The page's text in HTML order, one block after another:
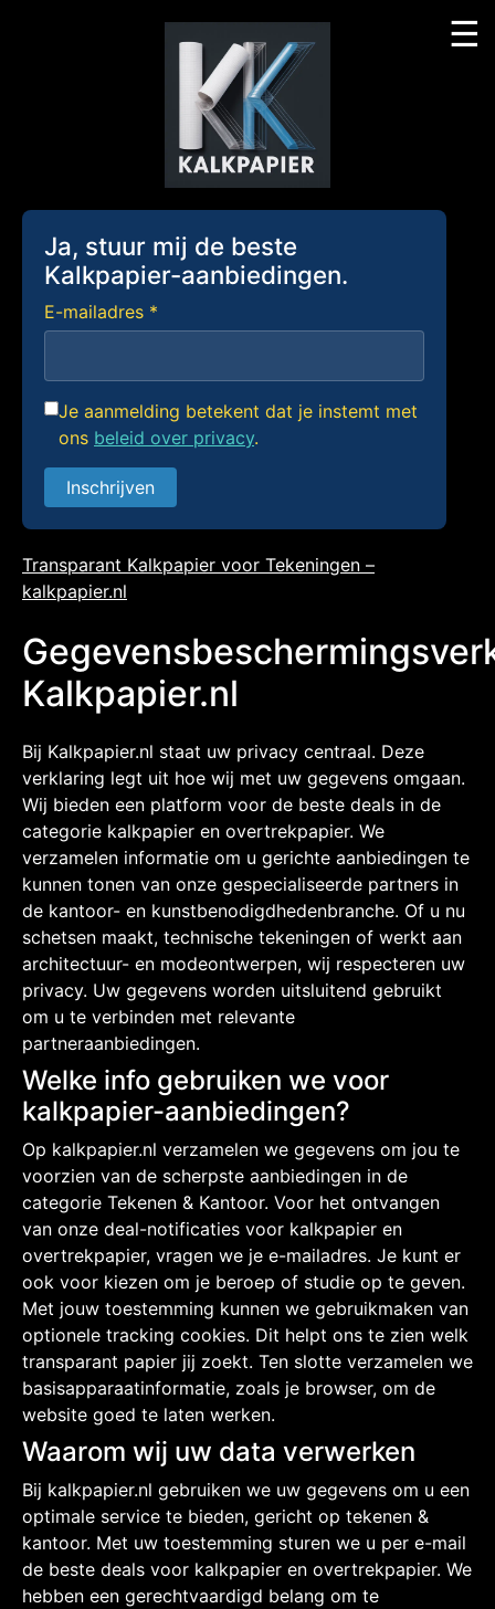
Ja, stuur mij de beste
Kalkpapier-aanbiedingen.
E-mailadres *
Je aanmelding betekent dat je instemt met
ons beleid over privacy.
Inschrijven
Transparant Kalkpapier voor Tekeningen –
kalkpapier.nl
☰
Kalkpapier.nl
Bij Kalkpapier.nl staat uw privacy centraal. Deze
verklaring legt uit hoe wij met uw gegevens omgaan.
Wij bieden een platform voor de beste deals in de
categorie kalkpapier en overtrekpapier. We
verzamelen informatie om u gerichte aanbiedingen te
kunnen tonen van onze gespecialiseerde partners in
de kantoor- en kunstbenodigdhedenbranche. Of u nu
schetsen maakt, technische tekeningen of werkt aan
architectuur- en modeontwerpen, wij respecteren uw
privacy. Uw gegevens worden uitsluitend gebruikt
om u te verbinden met relevante
partneraanbiedingen.
Welke info gebruiken we voor
kalkpapier-aanbiedingen?
Op kalkpapier.nl verzamelen we gegevens om jou te
voorzien van de scherpste aanbiedingen in de
categorie Tekenen & Kantoor. Voor het ontvangen
van onze deal-notificaties voor kalkpapier en
overtrekpapier, vragen we je e-mailadres. Je kunt er
ook voor kiezen om je beroep of studie op te geven.
Met jouw toestemming kunnen we gebruikmaken van
optionele tracking cookies. Dit helpt ons te zien welk
transparant papier jij zoekt. Ten slotte verzamelen we
basisapparaatinformatie, zoals je browser, om de
website goed te laten werken.
Waarom wij uw data verwerken
Bij kalkpapier.nl gebruiken we uw gegevens om u een
optimale service te bieden, gericht op tekenen &
kantoor. Met uw toestemming sturen we u per e-mail
de beste deals voor kalkpapier en overtrekpapier. We
hebben een gerechtvaardigd belang om te